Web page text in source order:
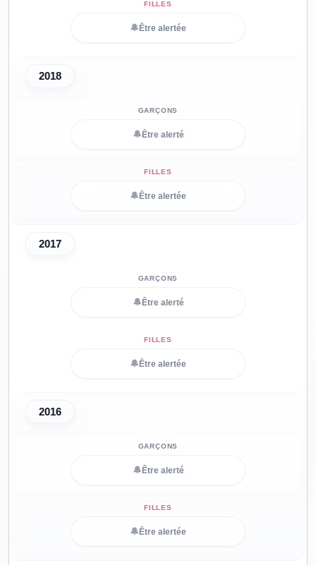
🔔 Être alertée
2018
🔔 Être alerté
🔔 Être alertée
2017
🔔 Être alerté
🔔 Être alertée
2016
🔔 Être alerté
🔔 Être alertée